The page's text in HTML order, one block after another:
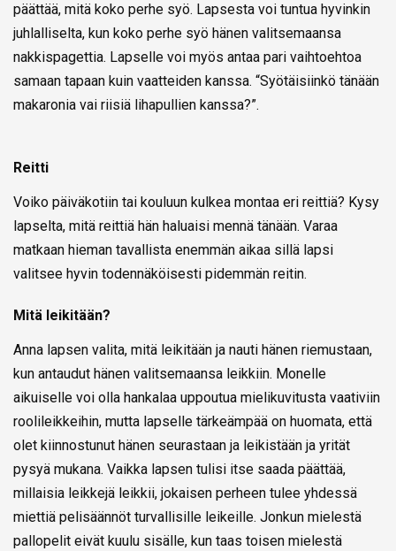
päättää, mitä koko perhe syö. Lapsesta voi tuntua hyvinkin
juhlalliselta, kun koko perhe syö hänen valitsemaansa
nakkispagettia. Lapselle voi myös antaa pari vaihtoehtoa
samaan tapaan kuin vaatteiden kanssa. “Syötäisiinkö tänään
makaronia vai riisiä lihapullien kanssa?”.
Reitti
Voiko päiväkotiin tai kouluun kulkea montaa eri reittiä? Kysy
lapselta, mitä reittiä hän haluaisi mennä tänään. Varaa
matkaan hieman tavallista enemmän aikaa sillä lapsi
valitsee hyvin todennäköisesti pidemmän reitin.
Mitä leikitään?
Anna lapsen valita, mitä leikitään ja nauti hänen riemustaan,
kun antaudut hänen valitsemaansa leikkiin. Monelle
aikuiselle voi olla hankalaa uppoutua mielikuvitusta vaativiin
roolileikkeihin, mutta lapselle tärkeämpää on huomata, että
olet kiinnostunut hänen seurastaan ja leikistään ja yrität
pysyä mukana. Vaikka lapsen tulisi itse saada päättää,
millaisia leikkejä leikkii, jokaisen perheen tulee yhdessä
miettiä pelisäännöt turvallisille leikeille. Jonkun mielestä
pallopelit eivät kuulu sisälle, kun taas toisen mielestä